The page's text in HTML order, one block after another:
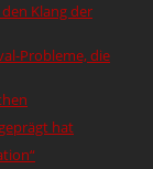
Klang der
Probleme, die
hat